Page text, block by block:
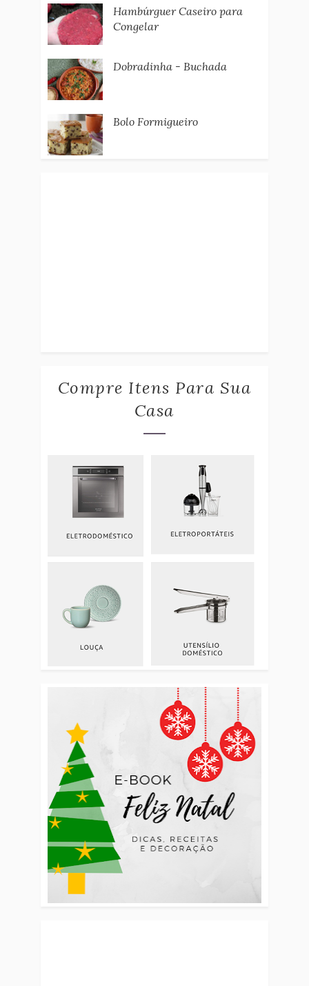
Hambúrguer Caseiro para
Congelar
Dobradinha - Buchada
Bolo Formigueiro
Compre Itens Para Sua
Casa